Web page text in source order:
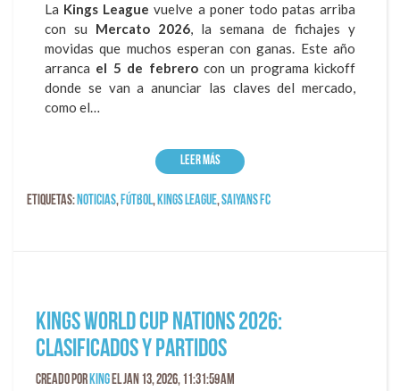
La Kings League vuelve a poner todo patas arriba
con su Mercato 2026, la semana de fichajes y
movidas que muchos esperan con ganas. Este año
arranca el 5 de febrerocon un programa kickoff
donde se van a anunciar las claves del mercado,
como el…
Leer más
Etiquetas: Noticias, fútbol, kings league,Saiyans FC
Kings World Cup Nations 2026:
clasificados y partidos
Creado por King el Jan 13, 2026, 11:31:59 AM